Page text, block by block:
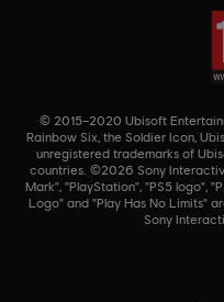
© 2015–2020 Ubisoft
Rainbow Six, the Soldier Icon,
unregistered trademarks of
countries. ©2026 Sony
Mark", "PlayStation", "PS5 logo",
Logo" and "Play Has No Limits"
Sony